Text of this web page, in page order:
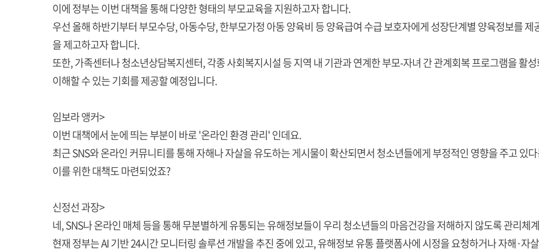
이에 정부는 이번 대책을 통해 다양한 형태의 부모교육을 지원하고자 합니다.
우선 올해 하반기부터 부모수당, 아동수당, 한부모가정 아동 양육비 등 양육급여 수급 보호자에게 성장단계별 양육정보를
을 제고하고자 합니다.
또한, 가족센터나 청소년상담복지센터, 각종 사회복지시설 등 지역 내 기관과 연계한 부모-자녀 간 관계회복 프로그램을 활
이해할 수 있는 기회를 제공할 예정입니다.
임보라 앵커>
이번 대책에서 눈에 띄는 부분이 바로 '온라인 환경 관리' 인데요.
최근 SNS와 온라인 커뮤니티를 통해 자해나 자살을 유도하는 게시물이 확산되면서 청소년들에게 부정적인 영향을 주고 있
이를 위한 대책도 마련되었죠?
신정선 과장>
네, SNS나 온라인 매체 등을 통해 무분별하게 유통되는 유해정보들이 우리 청소년들의 마음건강을 저해하지 않도록 관리체
현재 정부는 AI 기반 24시간 모니터링 솔루션 개발을 추진 중에 있고, 유해정보 유통 플랫폼사에 시정을 요청하거나 자해·